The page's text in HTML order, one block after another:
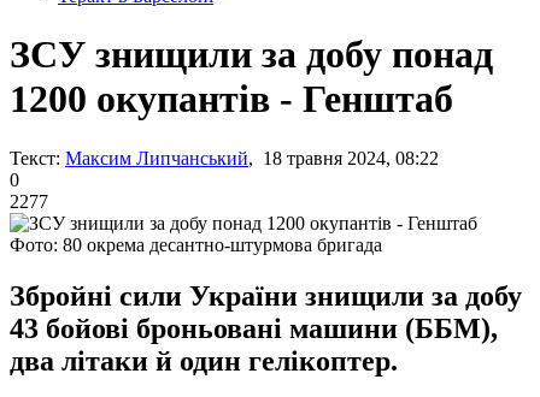
ЗСУ знищили за добу понад
1200 окупантів - Генштаб
Текст: Максим Липчанський, 18 травня 2024, 08:22
0
2277
Фото: 80 окрема десантно-штурмова бригада
Збройні сили України знищили за добу
43 бойові броньовані машини (ББМ),
два літаки й один гелікоптер.